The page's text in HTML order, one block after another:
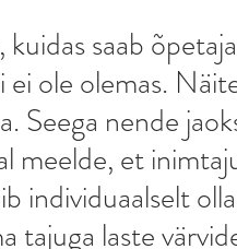
saab
ei ole olemas.
Seega nende
meelde, et
individuaalselt
tajuga laste